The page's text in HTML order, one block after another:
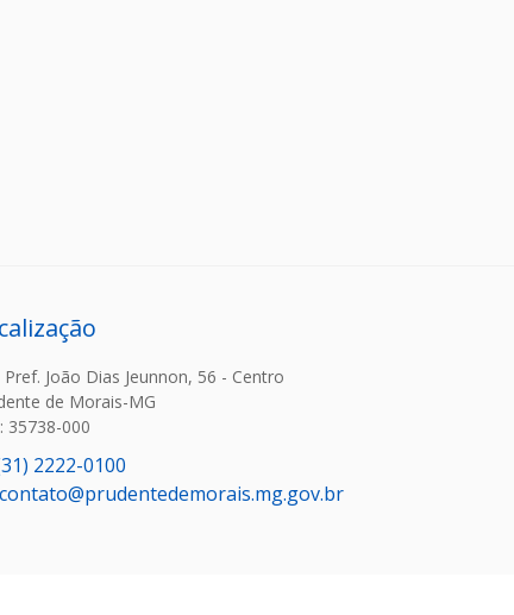
Pref. João Dias Jeunnon, 56 - Centro
de Morais-MG
35738-000
2222-0100
contato@prudentedemorais.mg.gov.br